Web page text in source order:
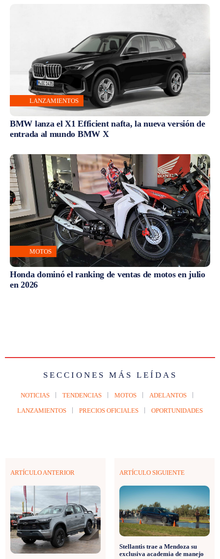
LANZAMIENTOS
BMW lanza el X1 Efficient nafta, la nueva versión de
entrada al mundo BMW X
MOTOS
Honda dominó el ranking de ventas de motos en julio
en 2026
SECCIONES MÁS LEÍDAS
NOTICIAS TENDENCIAS MOTOS ADELANTOS
LANZAMIENTOS PRECIOS OFICIALES OPORTUNIDADES
ARTÍCULO ANTERIOR ARTÍCULO SIGUIENTE
Stellantis trae a Mendoza su
exclusiva academia de manejo